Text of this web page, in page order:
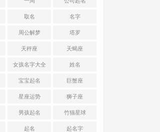
取名 名字
周公解梦 塔罗
天秤座 天蝎座
女孩名字大全 姓名
宝宝起名 巨蟹座
星座运势 狮子座
男孩起名 竹猫星球
起名 起名字